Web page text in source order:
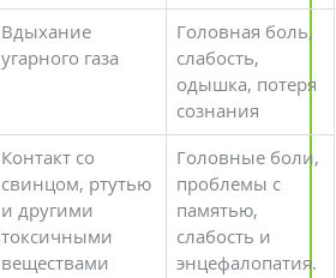
Вдыхание
угарного газа
Головная боль,
слабость,
одышка, потеря
сознания
Контакт со
свинцом, ртутью
и другими
токсичными
веществами
Головные боли,
проблемы с
памятью,
слабость и
энцефалопатия.